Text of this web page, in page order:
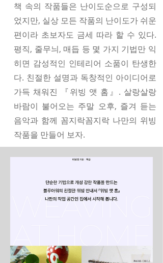
책 속의 작품들은 난이도순으로 구성되
었지만, 실상 모든 작품의 난이도가 쉬운
편이라 초보자도 금세 따라 할 수 있다.
평직, 줄무늬, 매듭 등 몇 가지 기법만 익
히면 감성적인 인테리어 소품이 탄생한
다. 친절한 설명과 독창적인 아이디어로
가득 채워진 『위빙 앳 홈』. 살랑살랑
바람이 불어오는 주말 오후, 즐겨 듣는
음악과 함께 꼼지락꼼지락 나만의 위빙
작품을 만들어 보자.